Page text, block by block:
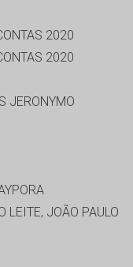
2020
2020
JERONYMO
LEITE, JOÃO PAULO